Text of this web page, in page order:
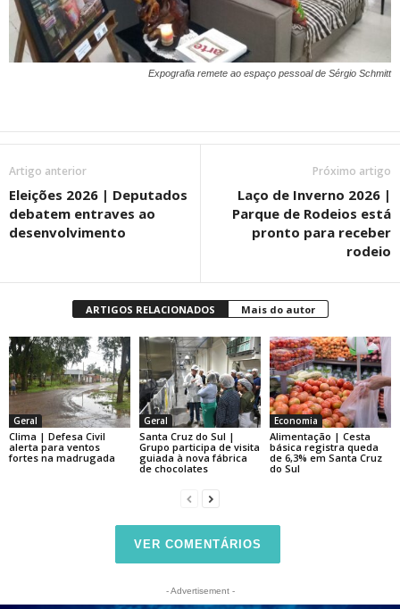
Expografia remete ao espaço pessoal de Sérgio Schmitt
Artigo anterior
Eleições 2026 | Deputados
debatem entraves ao
desenvolvimento
Próximo artigo
Laço de Inverno 2026 |
Parque de Rodeios está
pronto para receber
rodeio
ARTIGOS RELACIONADOS Mais do autor
Geral
Clima | Defesa Civil
alerta para ventos
fortes na madrugada
Geral
Santa Cruz do Sul |
Grupo participa de visita
guiada à nova fábrica
de chocolates
Economia
Alimentação | Cesta
básica registra queda
de 6,3% em Santa Cruz
do Sul
VER COMENTÁRIOS
- Advertisement -